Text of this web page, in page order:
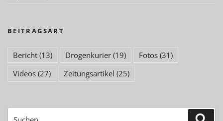
BEITRAGSART
Bericht (13) Drogenkurier (19) Fotos (31)
Videos (27) Zeitungsartikel (25)